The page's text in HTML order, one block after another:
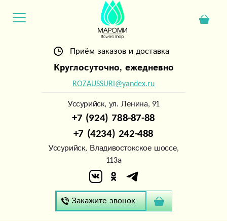
Приём заказов и доставка
Круглосуточно, ежедневно
ROZAUSSURI@yandex.ru
Уссурийск, ул. Ленина, 91
+7 (924) 788-87-88
+7 (4234) 242-488
Уссурийск, Владивостокское шоссе,
113а
Закажите звонок